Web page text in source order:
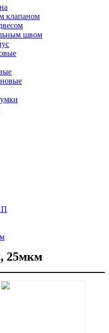
клапаном
швом
25мкм